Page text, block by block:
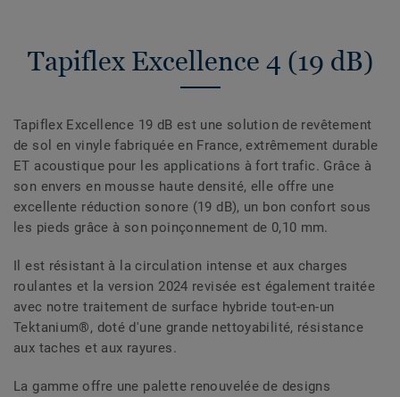
Tapiflex Excellence 4 (19 dB)
Tapiflex Excellence 19 dB est une solution de revêtement
de sol en vinyle fabriquée en France, extrêmement durable
ET acoustique pour les applications à fort trafic. Grâce à
son envers en mousse haute densité, elle offre une
excellente réduction sonore (19 dB), un bon confort sous
les pieds grâce à son poinçonnement de 0,10 mm.
Il est résistant à la circulation intense et aux charges
roulantes et la version 2024 revisée est également traitée
avec notre traitement de surface hybride tout-en-un
Tektanium®, doté d'une grande nettoyabilité, résistance
aux taches et aux rayures.
La gamme offre une palette renouvelée de designs